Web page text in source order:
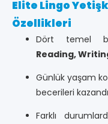
Elite Lingo
Özellikleri
Dört temel
Reading,
Günlük yaşam
becerileri
Farklı